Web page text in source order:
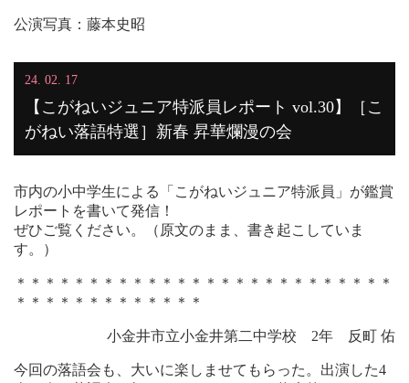
公演写真：藤本史昭
24. 02. 17
【こがねいジュニア特派員レポート vol.30】［こ
がねい落語特選］新春 昇華爛漫の会
市内の小中学生による「こがねいジュニア特派員」が鑑賞
レポートを書いて発信！
ぜひご覧ください。（原文のまま、書き起こしていま
す。）
＊＊＊＊＊＊＊＊＊＊＊＊＊＊＊＊＊＊＊＊＊＊＊＊＊＊
＊＊＊＊＊＊＊＊＊＊＊＊＊
小金井市立小金井第二中学校 2年 反町 佑
今回の落語会も、大いに楽しませてもらった。出演した4